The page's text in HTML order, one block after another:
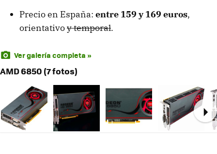
Precio en España: entre 159 y 169 euros,
orientativoy temporal.
Ver galería completa »
AMD 6850 (7 fotos)